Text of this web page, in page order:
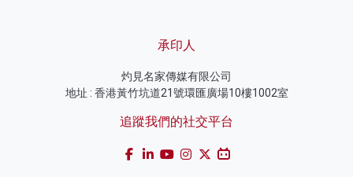
承印人
灼見名家傳媒有限公司
地址 : 香港黃竹坑道21號環匯廣場10樓1002室
追蹤我們的社交平台